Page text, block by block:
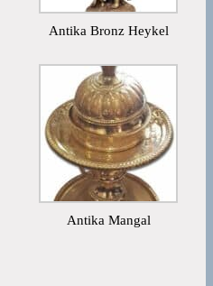
Antika Bronz Heykel
Antika Mangal